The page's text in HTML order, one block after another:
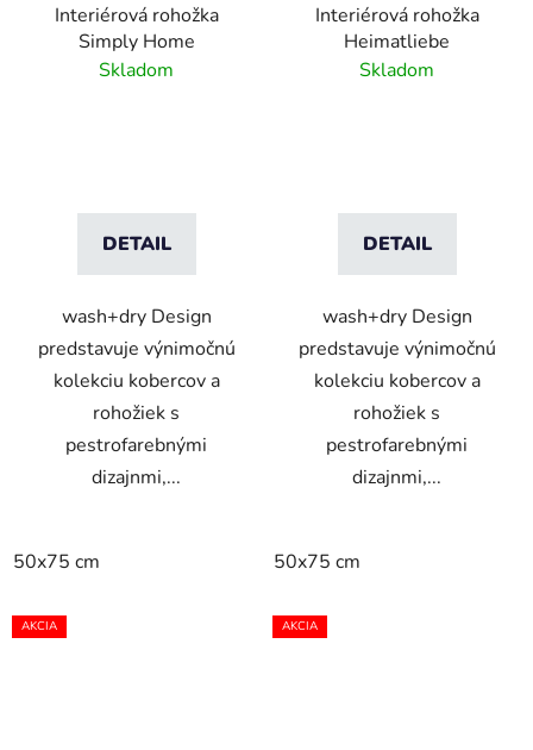
Interiérová rohožka
Simply Home
Skladom
DETAIL
wash+dry Design
predstavuje výnimočnú
kolekciu kobercov a
rohožiek s
pestrofarebnými
dizajnmi,...
50x75 cm
Interiérová rohožka
Heimatliebe
Skladom
DETAIL
wash+dry Design
predstavuje výnimočnú
kolekciu kobercov a
rohožiek s
pestrofarebnými
dizajnmi,...
50x75 cm
AKCIA AKCIA